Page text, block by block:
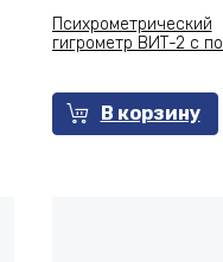
Психрометрический
гигрометр ВИТ-2 с
В корзину